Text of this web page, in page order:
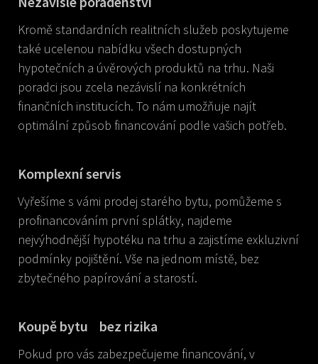
Kromě standardních realitních služeb poskytujeme
také ucelenou nabídku všech dostupných
hypotečních a úvěrových produktů na trhu. Naši
poradci jsou zcela nezávislí na konkrétních
finančních institucích. To nám umožňuje najít
optimální způsob financování podle vašich potřeb.
Komplexní servis
Vyřešíme s vámi prodej starého bytu, pomůžeme s
profinancováním první splátky, najdeme
nejvýhodnější hypotéku na trhu a zajistíme exkluzivní
podmínky pojištění. Vše na jednom místě, bez
zbytečného papírování a starostí.
Koupě bytu bez rizika
Pokud pro vás zabezpečujeme financování, v